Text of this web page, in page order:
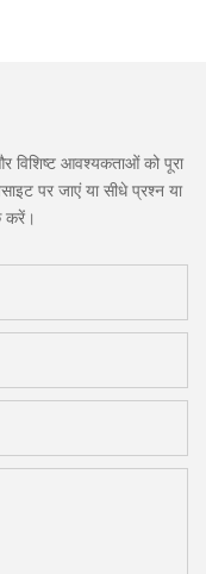
विशिष्ट आवश्यकताओं को पूरा
पर जाएं या सीधे प्रश्न या
करें।